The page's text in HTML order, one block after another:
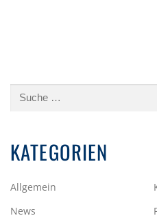
Suche
KATEGORIEN
Allgemein
News